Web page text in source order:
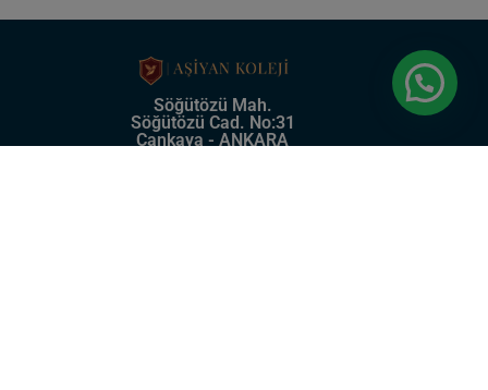
Söğütözü Mah.
Söğütözü Cad. No:31
Çankaya - ANKARA